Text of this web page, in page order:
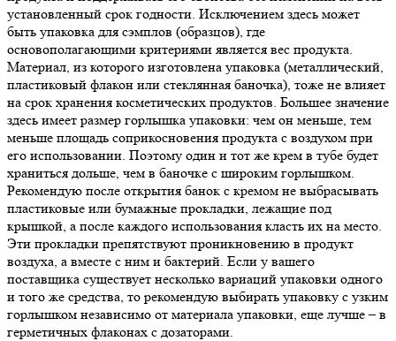
установленный срок годности. Исключением здесь может
быть упаковка для сэмплов (образцов), где
основополагающими критериями является вес продукта.
Материал, из которого изготовлена упаковка (металлический,
пластиковый флакон или стеклянная баночка), тоже не влияет
на срок хранения косметических продуктов. Большее значение
здесь имеет размер горлышка упаковки: чем он меньше, тем
меньше площадь соприкосновения продукта с воздухом при
его использовании. Поэтому один и тот же крем в тубе будет
храниться дольше, чем в баночке с широким горлышком.
Рекомендую после открытия банок с кремом не выбрасывать
пластиковые или бумажные прокладки, лежащие под
крышкой, а после каждого использования класть их на место.
Эти прокладки препятствуют проникновению в продукт
воздуха, а вместе с ним и бактерий. Если у вашего
поставщика существует несколько вариаций упаковки одного
и того же средства, то рекомендую выбирать упаковку с узким
горлышком независимо от материала упаковки, еще лучше – в
герметичных флаконах с дозаторами.